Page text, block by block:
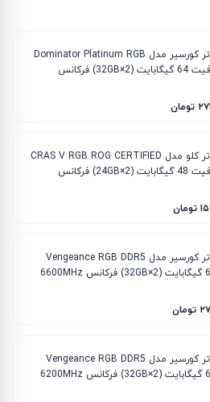
رم کامپیوتر کورسیر مدل Dominator Platinum RGB
DDR5 ظرفیت 64 گیگابایت (2×32GB) فرکانس
رم کامپیوتر کلو مدل CRAS V RGB ROG CERTIFIED
DDR5 ظرفیت 48 گیگابایت (2×24GB) فرکانس
رم کامپیوتر کورسیر مدل Vengeance RGB DDR5
ظرفیت 64 گیگابایت (2×32GB) فرکانس 6600MHz
رم کامپیوتر کورسیر مدل Vengeance RGB DDR5
ظرفیت 64 گیگابایت (2×32GB) فرکانس 6200MHz